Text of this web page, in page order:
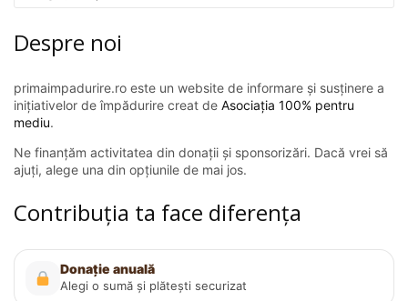
Despre noi
primaimpadurire.ro este un website de informare și susținere a
inițiativelor de împădurire creat de Asociația 100% pentru
mediu.
Ne finanțăm activitatea din donații și sponsorizări. Dacă vrei să
ajuți, alege una din opțiunile de mai jos.
Contribuția ta face diferența
Donație anuală
Alegi o sumă și plătești securizat